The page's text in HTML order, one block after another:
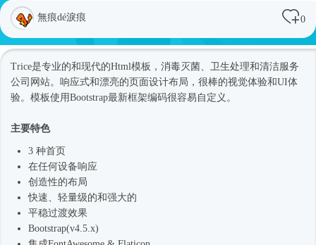
無痕dé淚痕 0
Trice是专业的和现代的Html模板 ，消毒灭菌、卫生处理和清洁服务
公司网站。 响应式和漂亮的页面设计布局，很棒的视觉体验和UI体
验。模板使用Bootstrap最新框架编码很容易自定义。
主要特色
3 种首页
在任何设备响应
创造性的布局
快速、轻量级的和强大的
平稳过渡效果
Bootstrap(v4.5.x)